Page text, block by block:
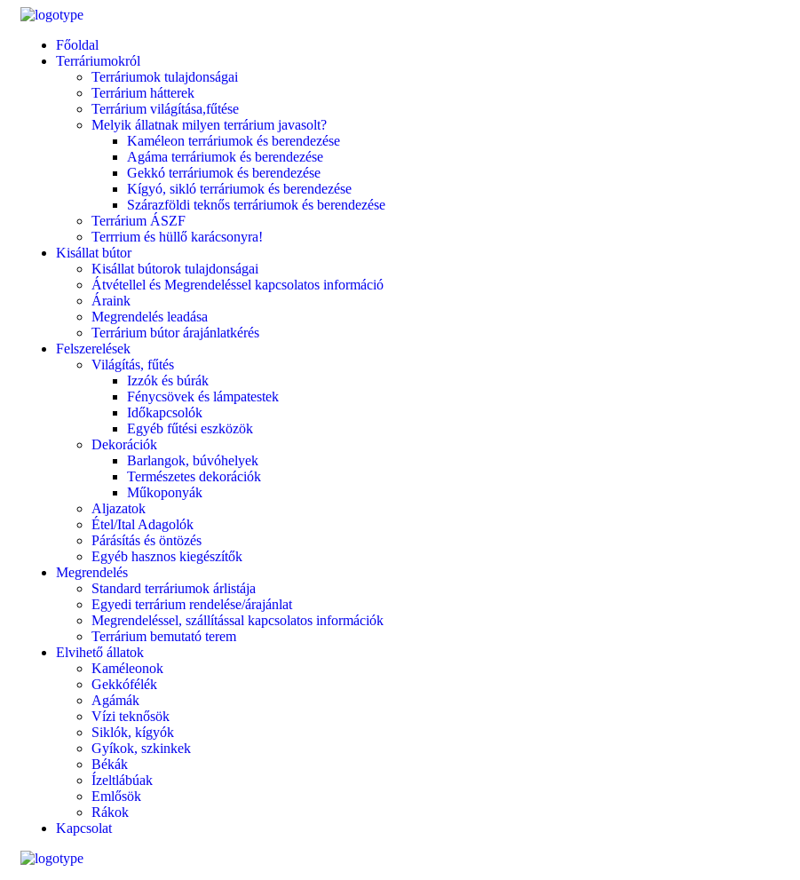
Főoldal
Terráriumokról
Terráriumok tulajdonságai
Terrárium hátterek
Terrárium világítása,fűtése
Melyik állatnak milyen terrárium javasolt?
Kaméleon terráriumok és berendezése
Agáma terráriumok és berendezése
Gekkó terráriumok és berendezése
Kígyó, sikló terráriumok és berendezése
Szárazföldi teknős terráriumok és berendezése
Terrárium ÁSZF
Terrrium és hüllő karácsonyra!
Kisállat bútor
Kisállat bútorok tulajdonságai
Átvétellel és Megrendeléssel kapcsolatos információ
Áraink
Megrendelés leadása
Terrárium bútor árajánlatkérés
Felszerelések
Világítás, fűtés
Izzók és búrák
Fénycsövek és lámpatestek
Időkapcsolók
Egyéb fűtési eszközök
Dekorációk
Barlangok, búvóhelyek
Természetes dekorációk
Műkoponyák
Aljazatok
Étel/Ital Adagolók
Párásítás és öntözés
Egyéb hasznos kiegészítők
Megrendelés
Standard terráriumok árlistája
Egyedi terrárium rendelése/árajánlat
Megrendeléssel, szállítással kapcsolatos információk
Terrárium bemutató terem
Elvihető állatok
Kaméleonok
Gekkófélék
Agámák
Vízi teknősök
Siklók, kígyók
Gyíkok, szkinkek
Békák
Ízeltlábúak
Emlősök
Rákok
Kapcsolat